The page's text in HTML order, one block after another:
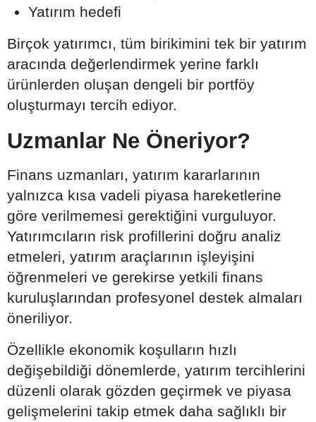
Yatırım hedefi
Birçok yatırımcı, tüm birikimini tek bir yatırım
aracında değerlendirmek yerine farklı
ürünlerden oluşan dengeli bir portföy
oluşturmayı tercih ediyor.
Uzmanlar Ne Öneriyor?
Finans uzmanları, yatırım kararlarının
yalnızca kısa vadeli piyasa hareketlerine
göre verilmemesi gerektiğini vurguluyor.
Yatırımcıların risk profillerini doğru analiz
etmeleri, yatırım araçlarının işleyişini
öğrenmeleri ve gerekirse yetkili finans
kuruluşlarından profesyonel destek almaları
öneriliyor.
Özellikle ekonomik koşulların hızlı
değişebildiği dönemlerde, yatırım tercihlerini
düzenli olarak gözden geçirmek ve piyasa
gelişmelerini takip etmek daha sağlıklı bir